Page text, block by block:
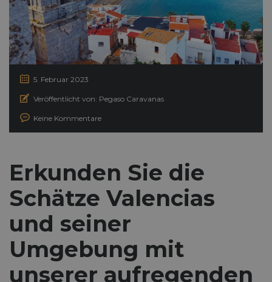
5. Februar 2023
Veröffentlicht von: Pegaso Caravanas
Keine Kommentare
Erkunden Sie die
Schätze Valencias
und seiner
Umgebung mit
unserer aufregenden